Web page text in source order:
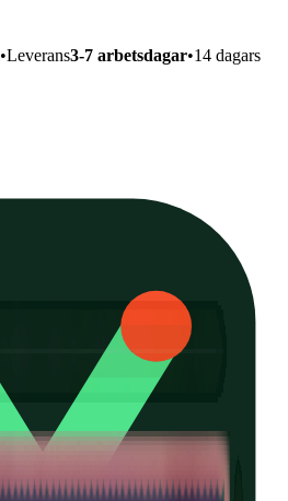
•Leverans3-7 arbetsdagar•14 dagars